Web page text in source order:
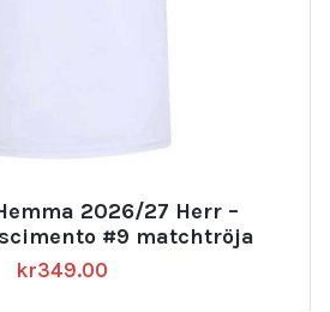
2026/27 Herr –
#9 matchtröja
kr349.00